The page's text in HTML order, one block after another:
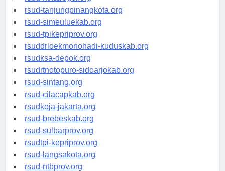
rsud-kotabogor.org
rsud-tanjungpinangkota.org
rsud-simeuluekab.org
rsud-tpikepriprov.org
rsuddrloekmonohadi-kuduskab.org
rsudksa-depok.org
rsudrtnotopuro-sidoarjokab.org
rsud-sintang.org
rsud-cilacapkab.org
rsudkoja-jakarta.org
rsud-brebeskab.org
rsud-sulbarprov.org
rsudtpi-kepriprov.org
rsud-langsakota.org